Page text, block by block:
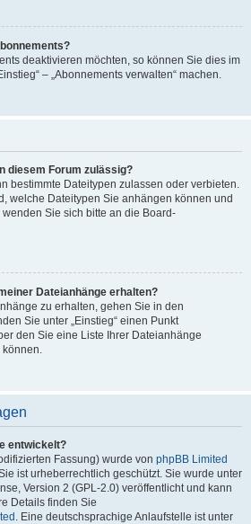
deaktivieren möchten, so können Sie dies im
– „Abonnements verwalten“ machen.
diesem Forum zulässig?
bestimmte Dateitypen zulassen oder verbieten.
welche Dateitypen Sie anhängen können und
Sie sich bitte an die Board-
Dateianhänge erhalten?
zu erhalten, gehen Sie in den
Sie unter „Einstieg“ einen Punkt
den Sie eine Liste Ihrer Dateianhänge
können.
entwickelt?
Fassung) wurde von phpBB Limited
ist urheberrechtlich geschützt. Sie wurde unter
Version 2 (GPL-2.0) veröffentlicht und kann
Details finden Sie
. Eine deutschsprachige Anlaufstelle ist unter